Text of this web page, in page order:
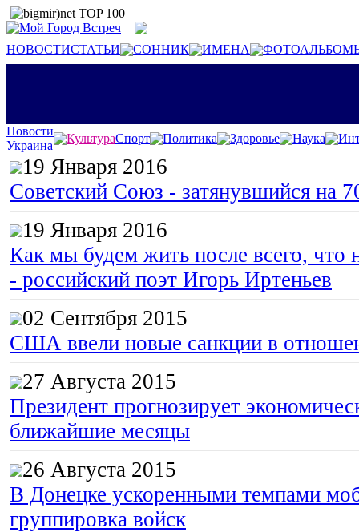
НОВОСТИСТАТЬИ СОННИК ИМЕНА
Новости
Украина
КультураСпорт Политика Здоровье Наука
19 Января 2016
Советский Союз - затянувшийся на
19 Января 2016
Как мы будем жить после всего, что
- российский поэт Игорь Иртеньев
02 Сентября 2015
США ввели новые санкции в
27 Августа 2015
Президент прогнозирует
ближайшие месяцы
26 Августа 2015
В Донецке ускоренными темпами
группировка войск